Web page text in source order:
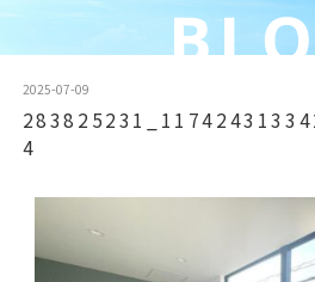
2025-07-09
4